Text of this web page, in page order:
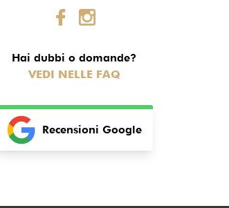
Hai dubbi o domande?
VEDI NELLE FAQ
Recensioni Google